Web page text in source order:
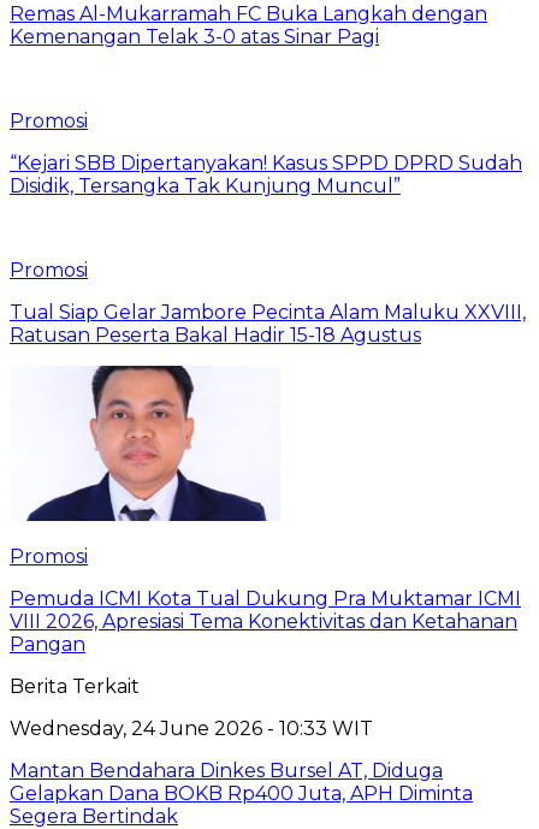
Remas Al-Mukarramah FC Buka Langkah dengan
Kemenangan Telak 3-0 atas Sinar Pagi
Promosi
“Kejari SBB Dipertanyakan! Kasus SPPD DPRD Sudah
Disidik, Tersangka Tak Kunjung Muncul”
Promosi
Tual Siap Gelar Jambore Pecinta Alam Maluku XXVIII,
Ratusan Peserta Bakal Hadir 15-18 Agustus
Promosi
Pemuda ICMI Kota Tual Dukung Pra Muktamar ICMI
VIII 2026, Apresiasi Tema Konektivitas dan Ketahanan
Pangan
Berita Terkait
Wednesday, 24 June 2026 - 10:33 WIT
Mantan Bendahara Dinkes Bursel AT, Diduga
Gelapkan Dana BOKB Rp400 Juta, APH Diminta
Segera Bertindak